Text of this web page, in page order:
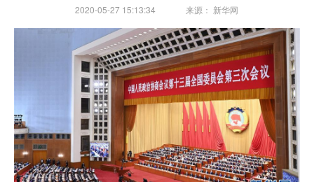
2020-05-27 15:13:34 来源： 新华网